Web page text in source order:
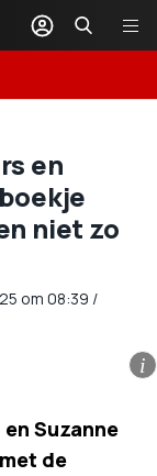
en
niet zo
om 08:39 /
i
Suzanne
de